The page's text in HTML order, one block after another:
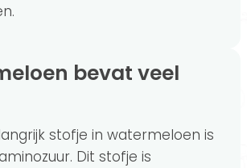
stofje in watermeloen is
Dit stofje is